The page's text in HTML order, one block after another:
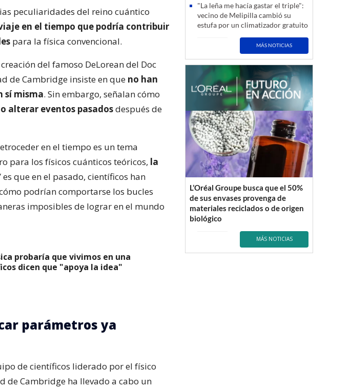
peculiaridades del reino cuántico
en el tiempo que podría contribuir
para la física convencional.
del famoso DeLorean del Doc
de Cambridge insiste en que no han
sí misma. Sin embargo, señalan cómo
alterar eventos pasadosdespués de
en el tiempo es un tema
para los físicos cuánticos teóricos, la
es que en el pasado, científicos han
podrían comportarse los bucles
imposibles de lograr en el mundo
probaría que vivimos en una
dicen que "apoya la idea"
parámetros ya
de científicos liderado por el físico
de Cambridge ha llevado a cabo un
"La leña me hacía gastar el triple":
vecino de Melipilla cambió su
estufa por un climatizador gratuito
MÁS NOTICIAS
L’Oréal Groupe busca que el 50%
de sus envases provenga de
materiales reciclados o de origen
biológico
MÁS NOTICIAS